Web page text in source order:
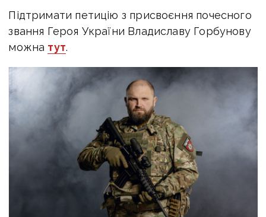
Підтримати петицію з присвоєння почесного
звання Героя України Владиславу Горбунову
можна тут.